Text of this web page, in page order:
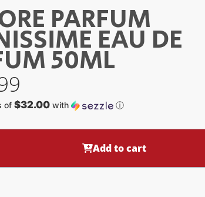
PARFUM
EAU DE
50ML
of$32.00 with ⓘ
Add to cart